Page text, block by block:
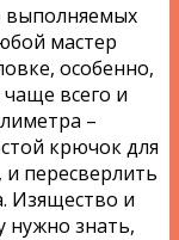
выполняемых
мастер
особенно,
всего и
–
крючок для
пересверлить
Изящество и
нужно знать,